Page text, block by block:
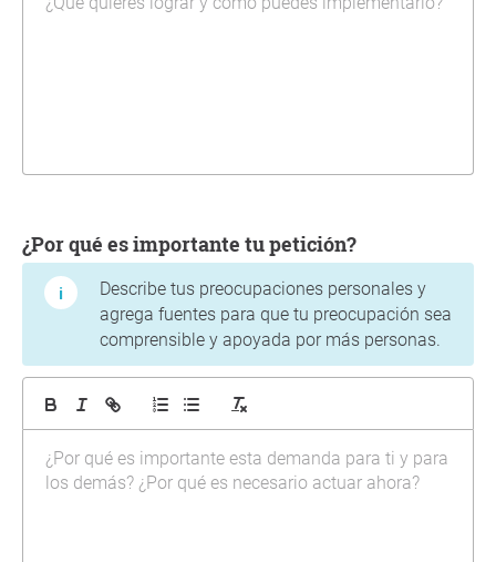
¿Por qué es importante tu petición?
Describe tus preocupaciones personales y
agrega fuentes para que tu preocupación sea
comprensible y apoyada por más personas.